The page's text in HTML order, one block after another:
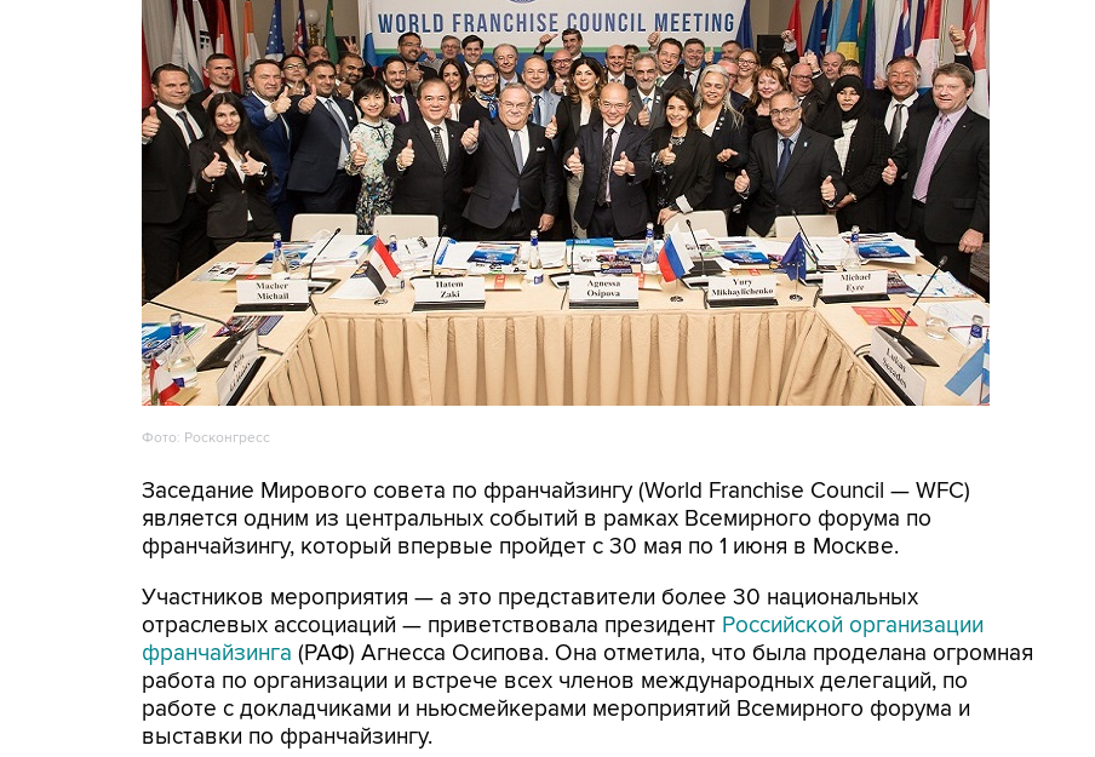
Фото: Росконгресс
Заседание Мирового совета по франчайзингу (World Franchise Council — WFС)
является одним из центральных событий в рамках Всемирного форума по
франчайзингу, который впервые пройдет с 30 мая по 1 июня в Москве.
Участников мероприятия — а это представители более 30 национальных
отраслевых ассоциаций — приветствовала президент Российской организации
франчайзинга (РАФ) Агнесса Осипова. Она отметила, что была проделана огромная
работа по организации и встрече всех членов международных делегаций, по
работе с докладчиками и ньюсмейкерами мероприятий Всемирного форума и
выставки по франчайзингу.